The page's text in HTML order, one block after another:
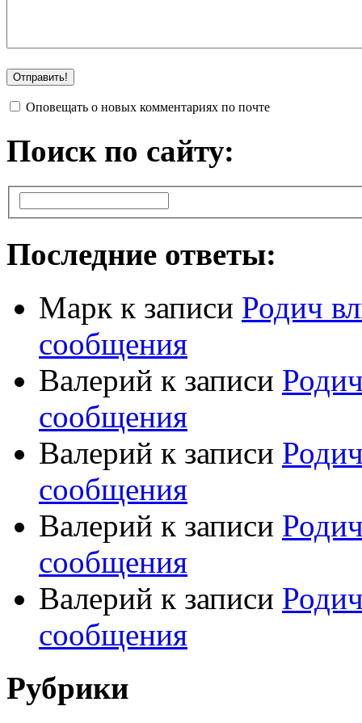
Оповещать о новых комментариях по почте
Поиск по сайту:
Последние ответы:
Марк к записи Родич
сообщения
Валерий к записи
сообщения
Валерий к записи
сообщения
Валерий к записи
сообщения
Валерий к записи
сообщения
Рубрики